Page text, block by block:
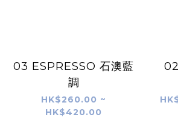
03 ESPRESSO 石澳藍
調
HK$260.00 ~
HK$420.00